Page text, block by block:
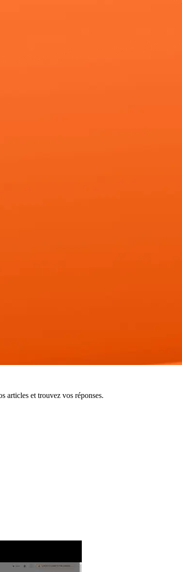
articles et trouvez vos réponses.